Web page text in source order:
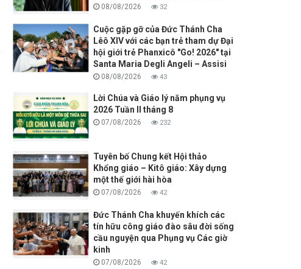
08/08/2026 32
Cuộc gặp gỡ của Đức Thánh Cha
Lêô XIV với các bạn trẻ tham dự Đại
hội giới trẻ Phanxicô "Go! 2026" tại
Santa Maria Degli Angeli – Assisi
08/08/2026 43
Lời Chúa và Giáo lý năm phụng vụ
2026 Tuần II tháng 8
07/08/2026 232
Tuyên bố Chung kết Hội thảo
Khổng giáo – Kitô giáo: Xây dựng
một thế giới hài hòa
07/08/2026 42
Đức Thánh Cha khuyến khích các
tín hữu công giáo đào sâu đời sống
cầu nguyện qua Phụng vụ Các giờ
kinh
07/08/2026 42